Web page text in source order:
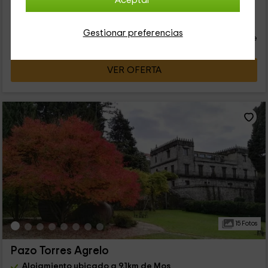
Gestionar preferencias
Reserva inmediata
Cancelación 30 días antes persona y noche
VER OFERTA
15 Fotos
Pazo Torres Agrelo
Alojamiento ubicado a 9.1km de Mos